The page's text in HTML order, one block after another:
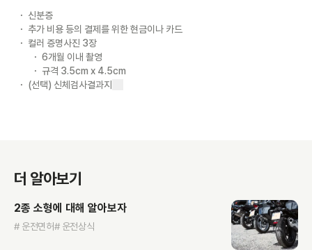
신분증
추가 비용 등의 결제를 위한 현금이나 카드
컬러 증명사진 3장
6개월 이내 촬영
규격 3.5cm x 4.5cm
(선택) 신체검사결과지
더 알아보기
2종 소형에 대해 알아보자
# 운전면허# 운전상식